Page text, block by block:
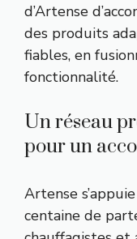
d’Artense
des produits
fiables, en
fonctionnalité.
Un réseau
pour un
Artense
centaine de